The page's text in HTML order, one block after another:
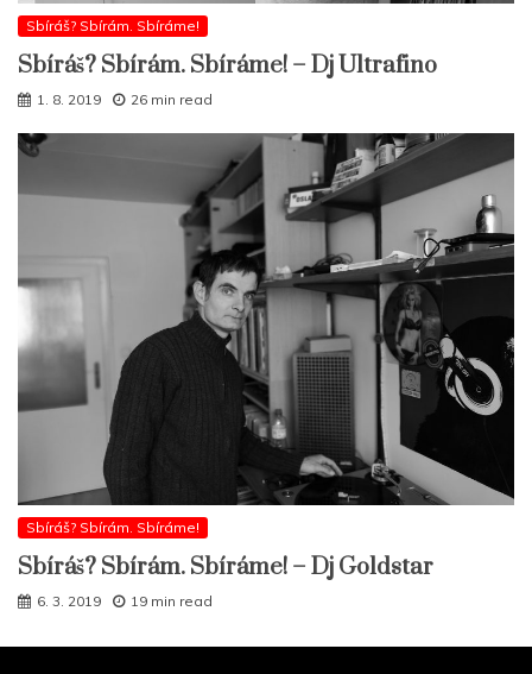
Sbíráš? Sbírám. Sbíráme!
Sbíráš? Sbírám. Sbíráme! – Dj Ultrafino
1. 8. 2019 26 min read
Sbíráš? Sbírám. Sbíráme!
Sbíráš? Sbírám. Sbíráme! – Dj Goldstar
6. 3. 2019 19 min read